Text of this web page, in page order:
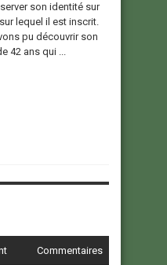
son identité sur
lequel il est inscrit.
pu découvrir son
42 ans qui ...
Commentaires